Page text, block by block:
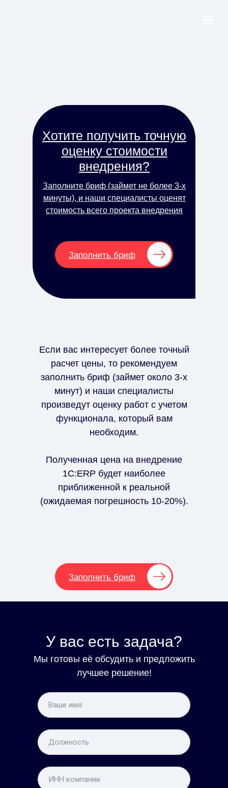
Заполнить бриф
Хотите получить точную
оценку стоимости
внедрения?
Заполните бриф (займет не более 3-х
минуты), и наши специалисты оценят
стоимость всего проекта внедрения
Если вас интересует более точный
расчет цены, то рекомендуем
заполнить бриф (займет около 3-х
минут) и наши специалисты
произведут оценку работ с учетом
функционала, который вам
необходим.
Полученная цена на внедрение
1С:ERP будет наиболее
приближенной к реальной
(ожидаемая погрешность 10-20%).
Заполнить бриф
У вас есть задача?
Мы готовы её обсудить и предложить
лучшее решение!